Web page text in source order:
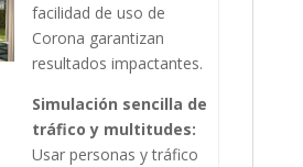
facilidad de uso de
Corona garantizan
resultados impactantes.
Simulación sencilla de
tráfico y multitudes:
Usar personas y tráfico